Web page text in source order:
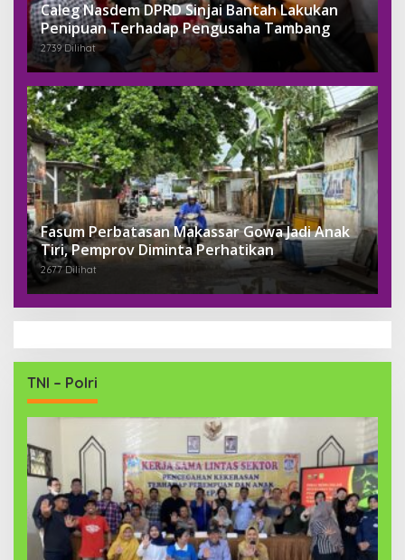
Caleg Nasdem DPRD Sinjai Bantah Lakukan
Penipuan Terhadap Pengusaha Tambang
2739 Dilihat
Fasum Perbatasan Makassar Gowa Jadi Anak
Tiri, Pemprov Diminta Perhatikan
2677 Dilihat
TNI – Polri